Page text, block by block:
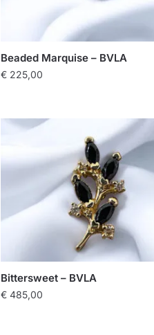
Beaded Marquise – BVLA
€225,00
Bittersweet – BVLA
€485,00